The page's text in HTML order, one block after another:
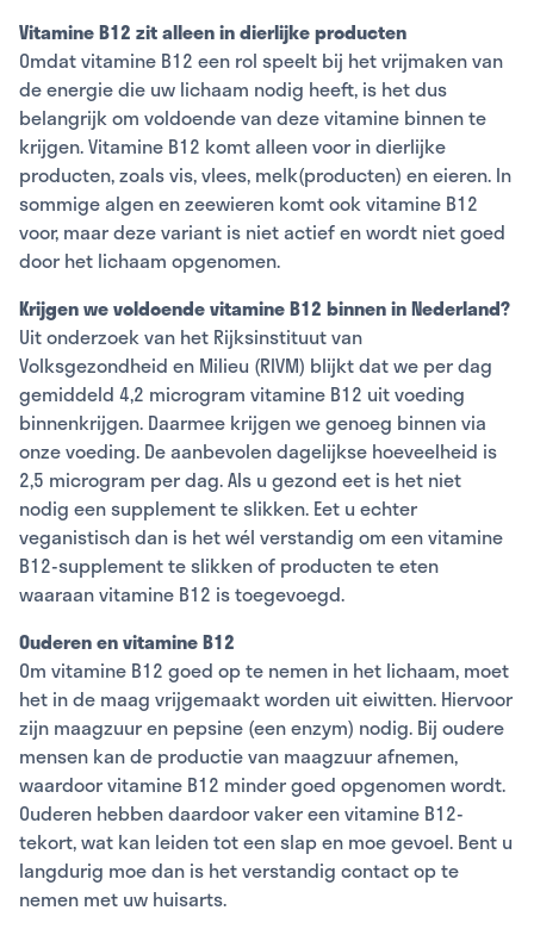
Vitamine B12 zit alleen in dierlijke producten
Omdat vitamine B12 een rol speelt bij het vrijmaken van
de energie die uw lichaam nodig heeft, is het dus
belangrijk om voldoende van deze vitamine binnen te
krijgen. Vitamine B12 komt alleen voor in dierlijke
producten, zoals vis, vlees, melk(producten) en eieren. In
sommige algen en zeewieren komt ook vitamine B12
voor, maar deze variant is niet actief en wordt niet goed
door het lichaam opgenomen.
Krijgen we voldoende vitamine B12 binnen in Nederland?
Uit onderzoek van het Rijksinstituut van
Volksgezondheid en Milieu (RIVM) blijkt dat we per dag
gemiddeld 4,2 microgram vitamine B12 uit voeding
binnenkrijgen. Daarmee krijgen we genoeg binnen via
onze voeding. De aanbevolen dagelijkse hoeveelheid is
2,5 microgram per dag. Als u gezond eet is het niet
nodig een supplement te slikken. Eet u echter
veganistisch dan is het wél verstandig om een vitamine
B12-supplement te slikken of producten te eten
waaraan vitamine B12 is toegevoegd.
Ouderen en vitamine B12
Om vitamine B12 goed op te nemen in het lichaam, moet
het in de maag vrijgemaakt worden uit eiwitten. Hiervoor
zijn maagzuur en pepsine (een enzym) nodig. Bij oudere
mensen kan de productie van maagzuur afnemen,
waardoor vitamine B12 minder goed opgenomen wordt.
Ouderen hebben daardoor vaker een vitamine B12-
tekort, wat kan leiden tot een slap en moe gevoel. Bent u
langdurig moe dan is het verstandig contact op te
nemen met uw huisarts.